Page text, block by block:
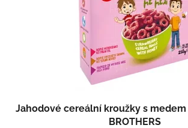
Jahodové cereální kroužky s medem
BROTHERS